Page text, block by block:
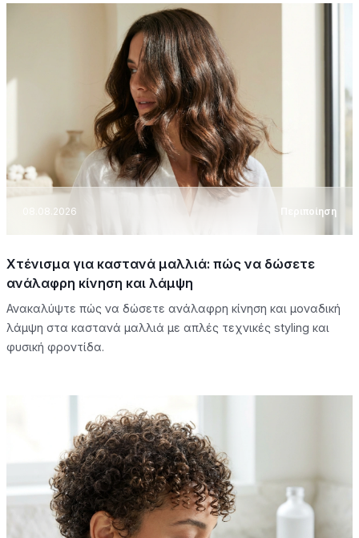
08.08.2026 Περιποίηση
Χτένισμα για καστανά μαλλιά: πώς να δώσετε
ανάλαφρη κίνηση και λάμψη
Ανακαλύψτε πώς να δώσετε ανάλαφρη κίνηση και μοναδική
λάμψη στα καστανά μαλλιά με απλές τεχνικές styling και
φυσική φροντίδα.